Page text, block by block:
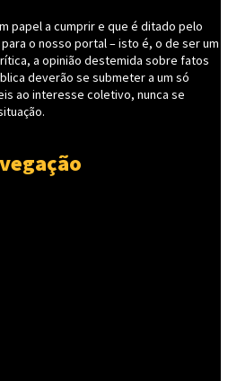
papel a cumprir e que é ditado pelo
o nosso portal – isto é, o de ser um
a opinião destemida sobre fatos
deverão se submeter a um só
ao interesse coletivo, nunca se